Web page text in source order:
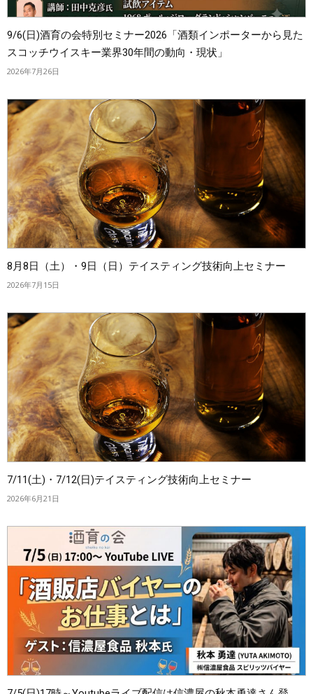
9/6(日)酒育の会特別セミナー2026「酒類インポーターから見た
スコッチウイスキー業界30年間の動向・現状」
2026年7月26日
8月8日（土）・9日（日）テイスティング技術向上セミナー
2026年7月15日
7/11(土)・7/12(日)テイスティング技術向上セミナー
2026年6月21日